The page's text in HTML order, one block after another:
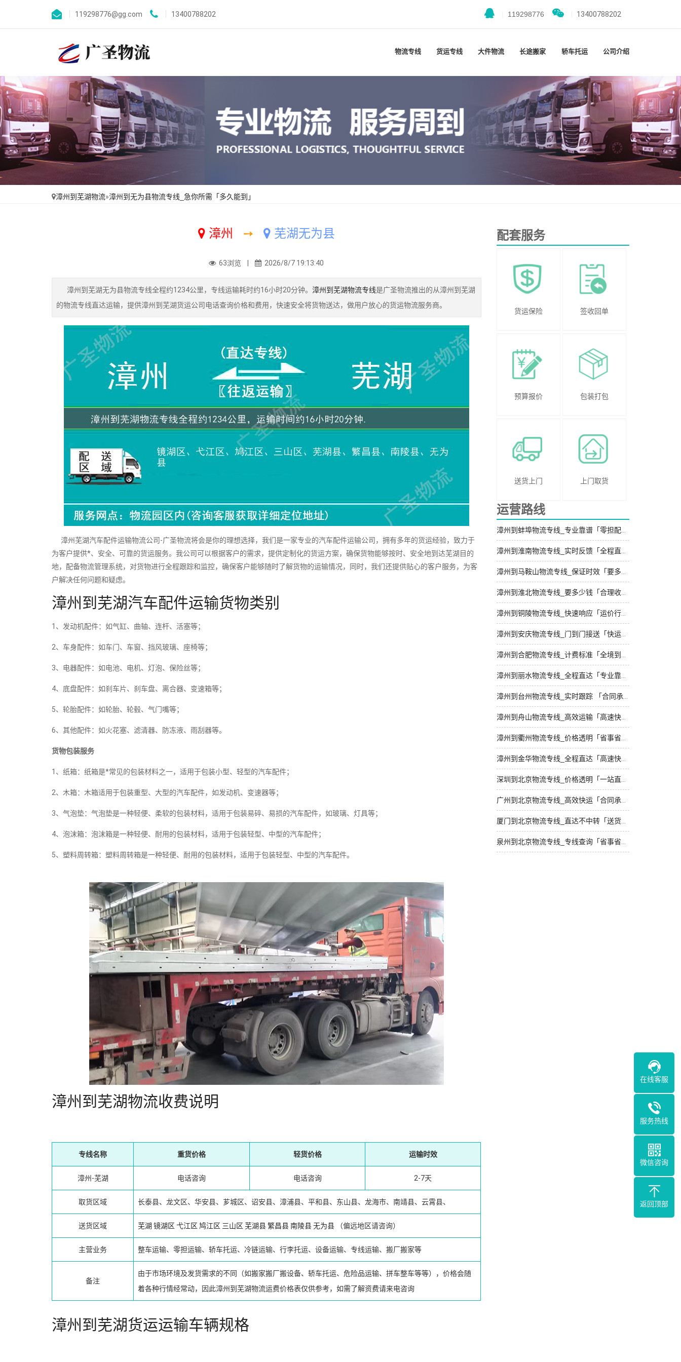
119298776@gg.com 13400788202 119298776 13400788202
物流专线 货运专线 大件物流 长途搬家 轿车托运 公司介绍
漳州到芜湖物流»漳州到无为县物流专线_急你所需「多久能到」
漳州 ➙ 芜湖无为县
63浏览 | 2026/8/7 19:13:40
漳州到芜湖无为县物流专线全程约1234公里，专线运输耗时约16小时20分钟。 漳州到芜湖物流专线是广圣物流推出的从漳州到芜湖
的物流专线直达运输，提供漳州到芜湖货运公司电话查询价格和费用，快速安全将货物送达，做用户放心的货运物流服务商。
漳州芜湖汽车配件运输物流公司-广圣物流将会是你的理想选择，我们是一家专业的汽车配件运输公司，拥有多年的货运经验，致力于
为客户提供*、安全、可靠的货运服务。我公司可以根据客户的需求，提供定制化的货运方案，确保货物能够按时、安全地到达芜湖目的
地，配备物流管理系统，对货物进行全程跟踪和监控，确保客户能够随时了解货物的运输情况，同时，我们还提供贴心的客户服务，为客
户解决任何问题和疑虑。
漳州到芜湖汽车配件运输货物类别
1、发动机配件：如气缸、曲轴、连杆、活塞等；
2、车身配件：如车门、车窗、挡风玻璃、座椅等；
3、电器配件：如电池、电机、灯泡、保险丝等；
4、底盘配件：如刹车片、刹车盘、离合器、变速箱等；
5、轮胎配件：如轮胎、轮毂、气门嘴等；
6、其他配件：如火花塞、滤清器、防冻液、雨刮器等。
货物包装服务
1、纸箱：纸箱是*常见的包装材料之一，适用于包装小型、轻型的汽车配件；
2、木箱：木箱适用于包装重型、大型的汽车配件，如发动机、变速器等；
3、气泡垫：气泡垫是一种轻便、柔软的包装材料，适用于包装易碎、易损的汽车配件，如玻璃、灯具等；
4、泡沫箱：泡沫箱是一种轻便、耐用的包装材料，适用于包装轻型、中型的汽车配件；
5、塑料周转箱：塑料周转箱是一种轻便、耐用的包装材料，适用于包装轻型、中型的汽车配件。
漳州到芜湖物流收费说明
专线名称 重货价格 轻货价格 运输时效
漳州-芜湖 电话咨询 电话咨询 2-7天
取货区域 长泰县、龙文区、华安县、芗城区、诏安县、漳浦县、平和县、东山县、龙海市、南靖县、云霄县、
送货区域 芜湖 镜湖区 弋江区 鸠江区 三山区 芜湖县繁昌县南陵县无为县 （偏远地区请咨询）
主营业务 整车运输、零担运输、轿车托运、冷链运输、行李托运、设备运输、专线运输、搬厂搬家等
备注
由于市场环境及发货需求的不同（如搬家搬厂搬设备、轿车托运、危险品运输、拼车整车等等），价格会随
着各种行情经常动，因此漳州到芜湖物流运费价格表仅供参考，如需了解资费请来电咨询
漳州到芜湖货运运输车辆规格
配套服务
货运保险 签收回单
预算报价 包装打包
送货上门 上门取货
运营路线
漳州到蚌埠物流专线_专业靠谱「零担配货」
漳州到淮南物流专线_实时反馈「全程直达」
漳州到马鞍山物流专线_保证时效「要多少钱」
漳州到淮北物流专线_要多少钱「合理收费」
漳州到铜陵物流专线_快速响应「运价行情」
漳州到安庆物流专线_门到门接送「快运有保障」
漳州到合肥物流专线_计费标准「全境到达」
漳州到丽水物流专线_全程直达「专业靠谱」
漳州到台州物流专线_实时跟踪 「合同承运」
漳州到舟山物流专线_高效运输「高速快运」
漳州到衢州物流专线_价格透明「省事省心」
漳州到金华物流专线_全程直达「高速快运」
深圳到北京物流专线_价格透明「一站直达」
广州到北京物流专线_高效快运「合同承运」
厦门到北京物流专线_直达不中转「送货到门」
泉州到北京物流专线_专线查询「省事省心」
在线客服
服务热线
微信咨询
返回顶部